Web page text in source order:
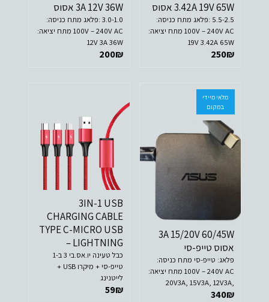
3.42A 19V 65W אסוס
5.5-2.5 :פלאג מתח כניסה:
100V – 240V AC מתח יציאה:
19V 3.42A 65W
250₪
3A 12V 36W אסוס
3.0-1.0 :פלאג מתח כניסה:
100V – 240V AC מתח יציאה:
12V 3A 36W
200₪
מלאי מיידי
במקום
3A 15/20V 60/45W
אסוס טייפ-סי
פלאג: טייפ-סי מתח כניסה:
100V – 240V AC מתח יציאה:
20V3A, 15V3A, 12V3A,
9V2A, 5V2A.
340₪
3IN-1 USB
CHARGING CABLE
TYPE C-MICRO USB
– LIGHTNING
כבל טעינה יו.אס.בי 3 ב-1
טייפ-סי + מיקרו USB +
לייטנינג
59₪